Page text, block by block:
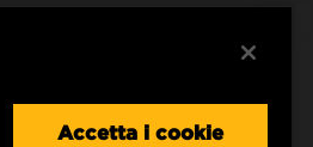
Accetta i cookie